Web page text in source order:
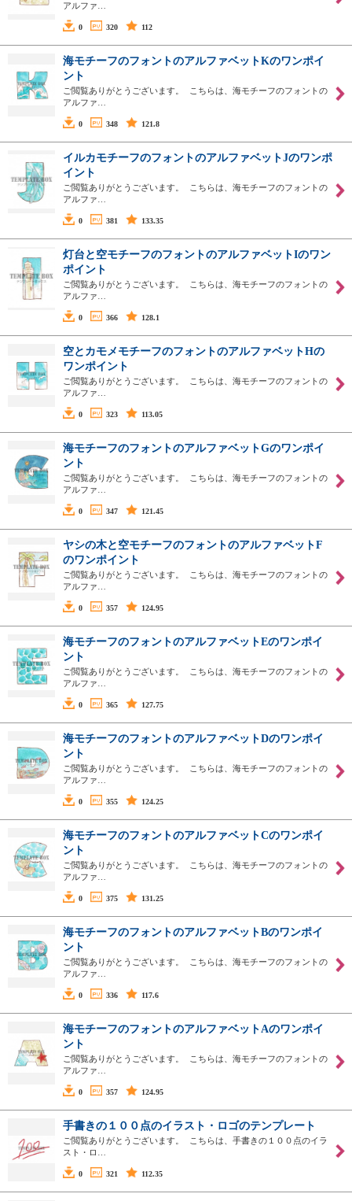
アルファ…
0 320 112
海モチーフのフォントのアルファベットKのワンポイ
ント
ご閲覧ありがとうございます。 こちらは、海モチーフのフォントの
アルファ…
0 348 121.8
イルカモチーフのフォントのアルファベットJのワンポ
イント
ご閲覧ありがとうございます。 こちらは、海モチーフのフォントの
アルファ…
0 381 133.35
灯台と空モチーフのフォントのアルファベットIのワン
ポイント
ご閲覧ありがとうございます。 こちらは、海モチーフのフォントの
アルファ…
0 366 128.1
空とカモメモチーフのフォントのアルファベットHの
ワンポイント
ご閲覧ありがとうございます。 こちらは、海モチーフのフォントの
アルファ…
0 323 113.05
海モチーフのフォントのアルファベットGのワンポイ
ント
ご閲覧ありがとうございます。 こちらは、海モチーフのフォントの
アルファ…
0 347 121.45
ヤシの木と空モチーフのフォントのアルファベットF
のワンポイント
ご閲覧ありがとうございます。 こちらは、海モチーフのフォントの
アルファ…
0 357 124.95
海モチーフのフォントのアルファベットEのワンポイ
ント
ご閲覧ありがとうございます。 こちらは、海モチーフのフォントの
アルファ…
0 365 127.75
海モチーフのフォントのアルファベットDのワンポイ
ント
ご閲覧ありがとうございます。 こちらは、海モチーフのフォントの
アルファ…
0 355 124.25
海モチーフのフォントのアルファベットCのワンポイ
ント
ご閲覧ありがとうございます。 こちらは、海モチーフのフォントの
アルファ…
0 375 131.25
海モチーフのフォントのアルファベットBのワンポイ
ント
ご閲覧ありがとうございます。 こちらは、海モチーフのフォントの
アルファ…
0 336 117.6
海モチーフのフォントのアルファベットAのワンポイ
ント
ご閲覧ありがとうございます。 こちらは、海モチーフのフォントの
アルファ…
0 357 124.95
手書きの１００点のイラスト・ロゴのテンプレート
ご閲覧ありがとうございます。 こちらは、手書きの１００点のイラ
スト・ロ…
0 321 112.35